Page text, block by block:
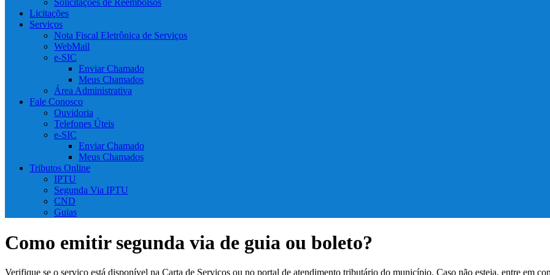
Solicitações de Reembolsos
Licitações
Serviços
Nota Fiscal Eletrônica de Serviços
WebMail
e-SIC
Enviar Chamado
Meus Chamados
Área Administrativa
Fale Conosco
Ouvidoria
Telefones Úteis
e-SIC
Enviar Chamado
Meus Chamados
Tributos Online
IPTU
Segunda Via IPTU
CND
Guias
Como emitir segunda via de guia ou boleto?
Verifique se o serviço está disponível na Carta de Serviços ou no portal de atendimento tributário do município. Caso não esteja, entre em